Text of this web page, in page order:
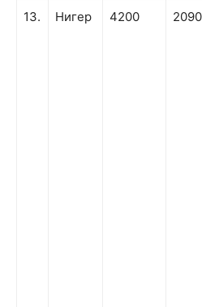
13. Нигер 4200